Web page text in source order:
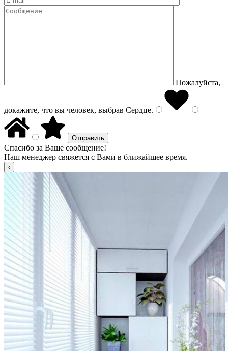
Пожалуйста,
докажите, что вы человек, выбрав Сердце.
Спасибо за Ваше сообщение!
Наш менеджер свяжется с Вами в ближайшее время.